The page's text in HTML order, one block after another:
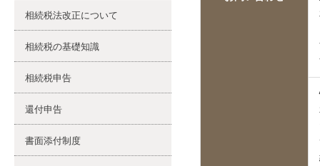
相続税法改正について
相続税の基礎知識
相続税申告
還付申告
書面添付制度